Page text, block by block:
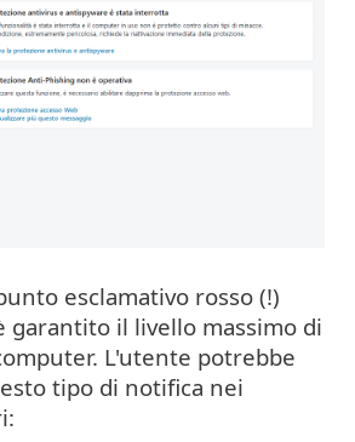
esclamativo rosso (!)
garantito il livello massimo di
L'utente potrebbe
tipo di notifica nei